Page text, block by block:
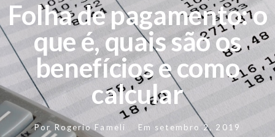
Folha de pagamento: o
que é, quais são os
benefícios e como
calcular
Por Rogerio Fameli Em setembro 2, 2019